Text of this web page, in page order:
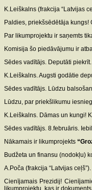
K.Leiškalns (frakcija “Latvijas
Paldies, priekšsēdētāja kungs!
Par likumprojektu ir saņemts
Komisija šo piedāvājumu ir
Sēdes vadītājs. Deputāti piekrīt.
K.Leiškalns. Augsti godātie
Sēdes vadītājs. Lūdzu
Lūdzu, par priekšlikumu
K.Leiškalns. Dāmas un kungi!
Sēdes vadītājs. 8.februāris.
Nākamais ir likumprojekts
Budžeta un finansu (nodokļu)
A.Poča (frakcija “Latvijas ceļš”).
Cienījamais Prezidij!
likumprojektu, kas ir dokuments